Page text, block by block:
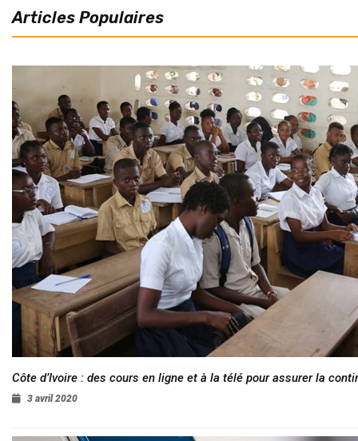
Articles Populaires
Côte d’Ivoire : des cours en ligne et à la télé pour assurer la
3 avril 2020